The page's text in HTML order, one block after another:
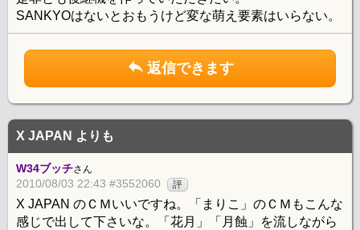
SANKYOはないとおもうけど変な萌え要素はいらない。
返信できます
X JAPAN よりも
W34ブッチさん
2010/08/03 22:43 #3552060 評
X JAPAN のＣＭいいですね。「まりこ」のＣＭもこんな
感じで出して下さいな。「花月」「月蝕」を流しながら